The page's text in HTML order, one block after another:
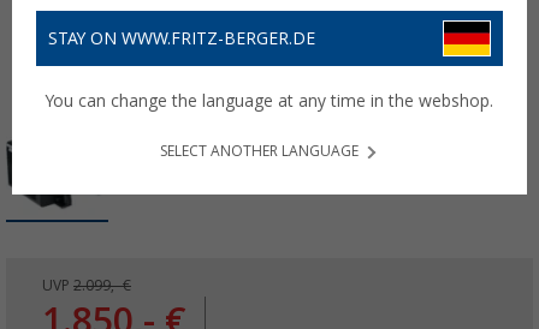
UVP 2.099,- €
STAY ON WWW.FRITZ-BERGER.DE
You can change the language at any time in the webshop.
SELECT ANOTHER LANGUAGE